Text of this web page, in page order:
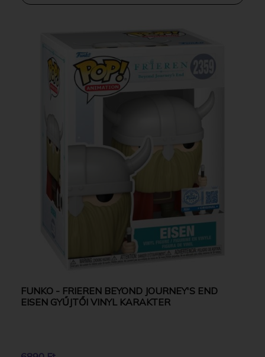
FUNKO - FRIEREN BEYOND JOURNEY'S END
EISEN GYŰJTŐI VINYL KARAKTER